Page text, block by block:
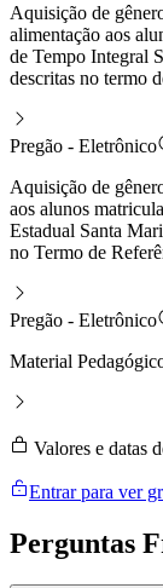
Aquisição de
alimentação aos
de Tempo Integral
descritas no termo
Pregão - Eletrônico
Aquisição de
aos alunos
Estadual Santa
no Termo de
Pregão - Eletrônico
Material
Valores e datas
Entrar para ver
Perguntas